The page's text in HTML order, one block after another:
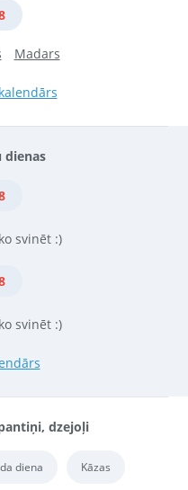
Madars
dienas
svinēt :)
svinēt :)
dzejoļi
diena Kāzas